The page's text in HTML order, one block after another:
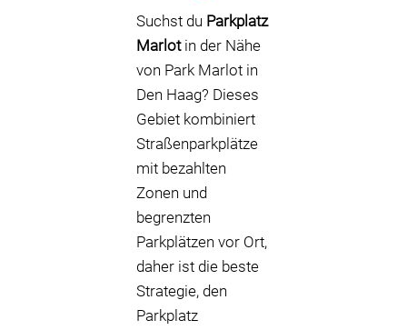
Suchst du Parkplatz
Marlotin der Nähe
von Park Marlot in
Den Haag? Dieses
Gebiet kombiniert
Straßenparkplätze
mit bezahlten
Zonen und
begrenzten
Parkplätzen vor Ort,
daher ist die beste
Strategie, den
Parkplatz